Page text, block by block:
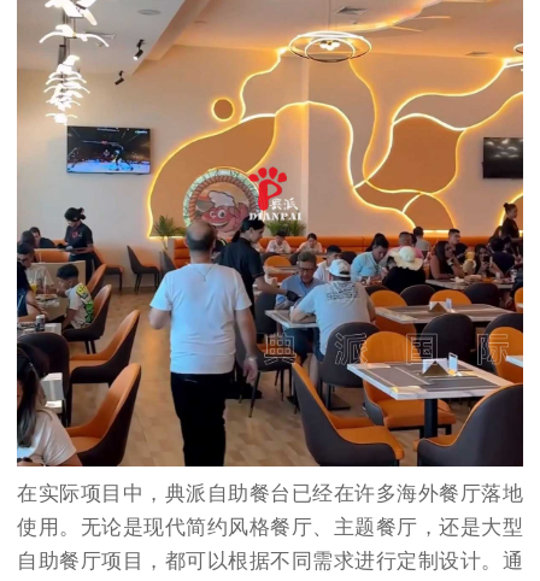
在实际项目中，典派自助餐台已经在许多海外餐厅落地
使用。无论是现代简约风格餐厅、主题餐厅，还是大型
自助餐厅项目，都可以根据不同需求进行定制设计。通